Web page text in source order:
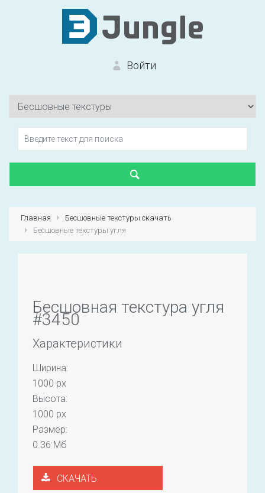
Войти
Вход на сайт
Первый раз?
Главная
Бесшовные текстуры скачать
Бесшовные текстуры угля
Бесшовная текстура угля
#3450
Характеристики
Ширина:
1000 px
Высота:
1000 px
Размер:
0.36 Мб
СКАЧАТЬ